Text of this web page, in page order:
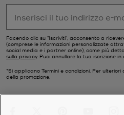
Facendo clic su "Iscriviti", acconsento a
(comprese le informazioni personalizzate
social media e i partner online), come più
sulla privacy. Puoi annullare la tua iscrizione in
*Si applicano Termini e condizioni. Per
della promozione.